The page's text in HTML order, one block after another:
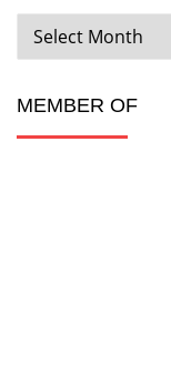
ARCHIVES
MEMBER OF